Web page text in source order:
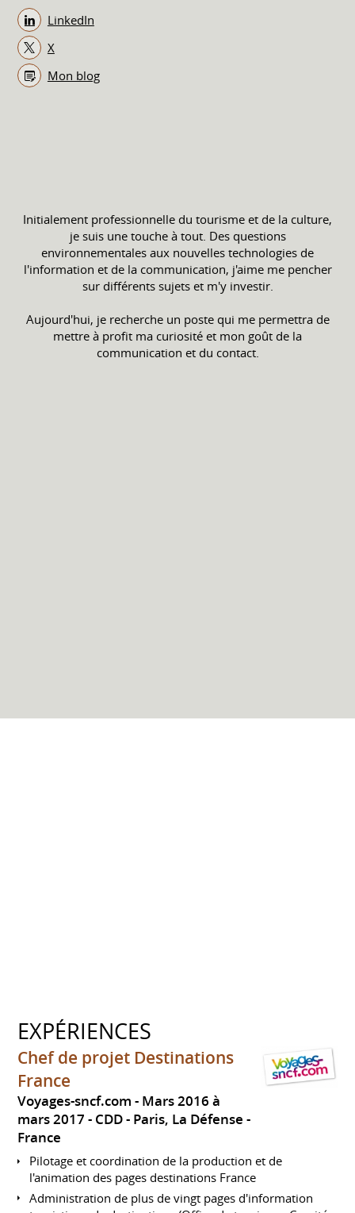
LinkedIn
X
Mon blog
Initialement professionnelle du tourisme et de la culture,
je suis une touche à tout. Des questions
environnementales aux nouvelles technologies de
l'information et de la communication, j'aime me pencher
sur différents sujets et m'y investir.
Aujourd'hui, je recherche un poste qui me permettra de
mettre à profit ma curiosité et mon goût de la
communication et du contact.
EXPÉRIENCES
Chef de projet Destinations
France
Voyages-sncf.com
Mars 2016 à
mars 2017 CDD
Paris, La Défense
France
Pilotage et coordination de la production et de
l'animation des pages destinations France
Administration de plus de vingt pages d'information